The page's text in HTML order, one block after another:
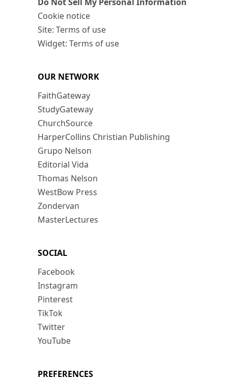
Cookie notice
Site: Terms of use
Widget: Terms of use
OUR NETWORK
FaithGateway
StudyGateway
ChurchSource
HarperCollins Christian Publishing
Grupo Nelson
Editorial Vida
Thomas Nelson
WestBow Press
Zondervan
MasterLectures
SOCIAL
Facebook
Instagram
Pinterest
TikTok
Twitter
YouTube
PREFERENCES